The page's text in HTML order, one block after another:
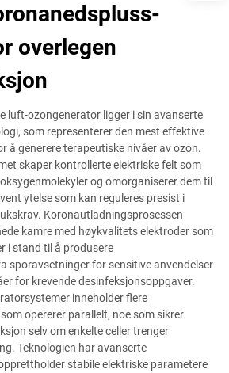
overlegen
luft-ozongenerator ligger i sin avanserte
som representerer den mest effektive
å generere terapeutiske nivåer av ozon.
skaper kontrollerte elektriske felt som
og omorganiserer dem til
ytelse som kan reguleres presist i
Koronautladningsprosessen
kamre med høykvalitets elektroder som
i stand til å produsere
sporavsetninger for sensitive anvendelser
for krevende desinfeksjonsoppgaver.
inneholder flere
opererer parallelt, noe som sikrer
selv om enkelte celler trenger
Teknologien har avanserte
stabile elektriske parametere